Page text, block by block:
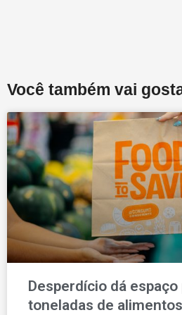
Você também vai
Desperdício dá espaço
toneladas de